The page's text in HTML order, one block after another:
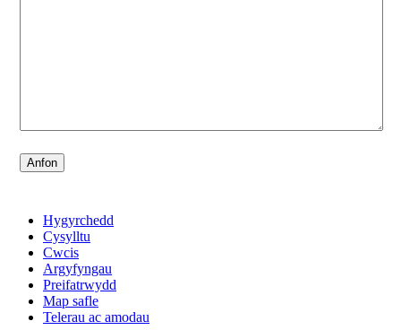
Anfon
Hygyrchedd
Cysylltu
Cwcis
Argyfyngau
Preifatrwydd
Map safle
Telerau ac amodau